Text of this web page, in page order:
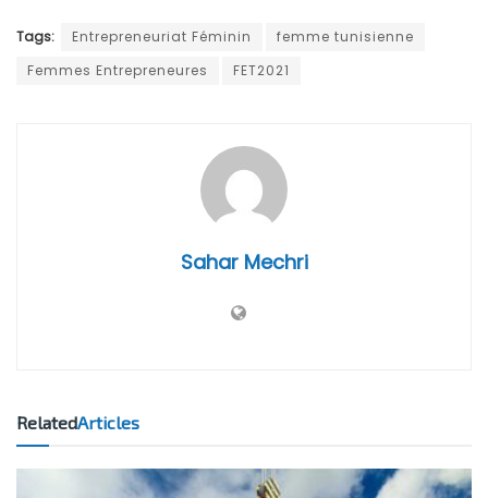
Tags: Entrepreneuriat Féminin
femme tunisienne
Femmes Entrepreneures
FET2021
Sahar Mechri
RelatedArticles